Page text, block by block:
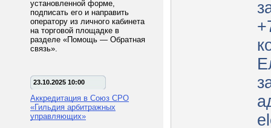
установленной форме,
подписать его и направить
оператору из личного кабинета
на торговой площадке в
разделе «Помощь — Обратная
связь».
23.10.2025 10:00
Аккредитация в Союз СРО
«Гильдия арбитражных
управляющих»